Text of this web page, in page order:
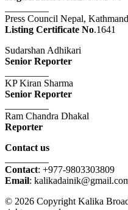
Press Council Nepal,
Listing Certificate No.1641
Sudarshan Adhikari
Senior Reporter
KP Kiran Sharma
Senior Reporter
Ram Chandra Dhakal
Reporter
Contact us
Contact: +977-9803303809
Email:
© 2026 Copyright Kalika